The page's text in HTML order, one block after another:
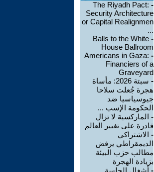
-
The Riyadh Pact:
Security Architecture
or Capital Realignmen
...
-
Balls to the White
House Ballroom
-
Americans in Gaza:
Financiers of a
Graveyard
-
سبتة 2026: مأساة
هجرة جُعلت سلاحا
جيوسياسيا ضد
الحكومة الإسب ...
- الماركسية لا تزال
قادرة على تغيير العالم
- الاشتراكي
الديمقراطي يرفض
مطالب حزب البيئة
بزيادة الهجرة
- أشغال الجلسة